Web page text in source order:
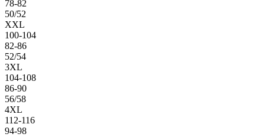
78-82
50/52
XXL
100-104
82-86
52/54
3XL
104-108
86-90
56/58
4XL
112-116
94-98